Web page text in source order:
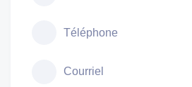
Téléphone
Courriel